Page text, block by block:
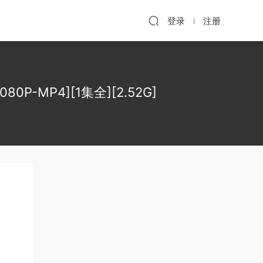
登录 注册
MP4][1集全][2.52G]